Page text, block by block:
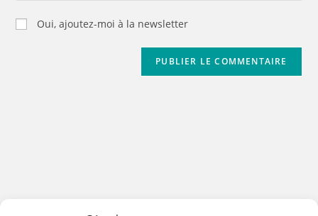
Oui, ajoutez-moi à la newsletter